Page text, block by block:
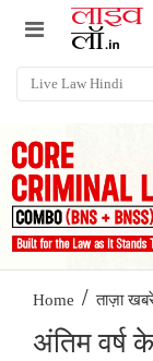
Home / ताज़ा
अंतिम वर्ष